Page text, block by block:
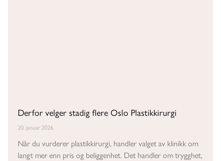
Derfor velger stadig flere Oslo Plastikkirurgi
20. januar 2026
Når du vurderer plastikkirurgi, handler valget av klinikk om
langt mer enn pris og beliggenhet. Det handler om trygghet,